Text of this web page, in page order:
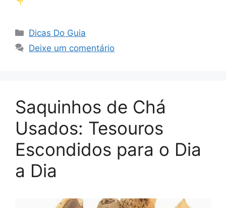
Categorias
Dicas Do Guia
Deixe um comentário
Saquinhos de Chá
Usados: Tesouros
Escondidos para o Dia
a Dia